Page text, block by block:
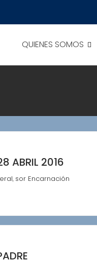
QUIENES SOMOS
ABRIL 2016
, sor Encarnación